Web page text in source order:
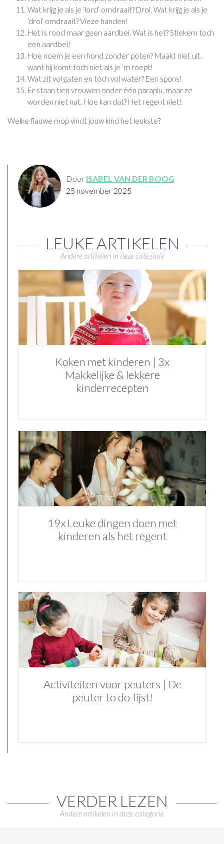
Wat krijg je als je ‘lord’ omdraait? Drol. Wat krijg je als je
‘drol’ omdraait? Vieze handen!
Het is rood maar geen aardbei. Wat is het? Stiekem toch
een aardbei!
Hoe noem je een hond zonder poten? Maakt niet uit,
want hij komt toch niet als je ‘m roept!
Wat zit vol gaten en tóch vol water? Een spons!
Er staan tien vrouwen onder één paraplu, maar ze
worden niet nat. Hoe kan dat? Het regent niet!
Welke flauwe mop vindt jouw kind het leukste?
Door ISABEL VAN DER BOOG
25 november 2025
LEUKE ARTIKELEN
Andere artikelen in deze categorie
Koken met kinderen | 3x
Makkelijke & lekkere
kinderrecepten
19x Leuke dingen doen met
kinderen als het regent
Activiteiten voor peuters | De
peuter to do-lijst!
VERDER LEZEN
Andere artikelen in deze categorie